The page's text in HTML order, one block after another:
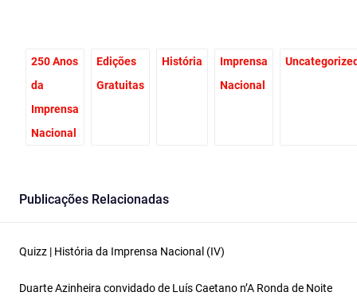
250 Anos
da
Imprensa
Nacional
Edições
Gratuitas
História
Imprensa
Nacional
Publicações Relacionadas
Quizz | História da Imprensa Nacional (IV)
Duarte Azinheira convidado de Luís Caetano n’A Ronda de Noite